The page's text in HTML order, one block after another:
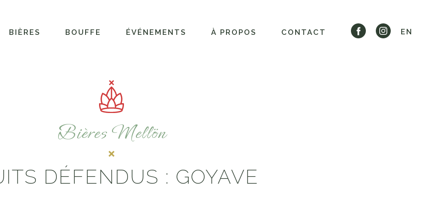
BIÈRES BOUFFE ÉVÉNEMENTS À PROPOS CONTACT EN
Bières Mellön
DÉFENDUS : GOYAVE